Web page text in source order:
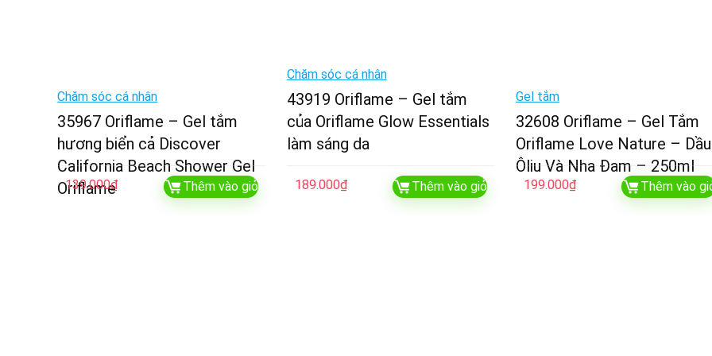
Chăm sóc cá nhân
35967 Oriflame – Gel tắm
hương biển cả Discover
California Beach Shower Gel
Oriflame
139.000₫ Thêm vào giỏ
Chăm sóc cá nhân
43919 Oriflame – Gel tắm
của Oriflame Glow Essentials
làm sáng da
189.000₫ Thêm vào giỏ
Gel tắm
32608 Oriflame – Gel Tắm
Oriflame Love Nature – Dầu
Ôliu Và Nha Đam – 250ml
199.000₫ Thêm vào